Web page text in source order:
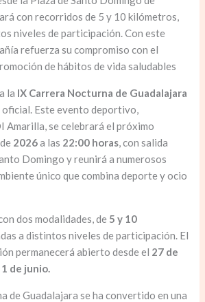
con recorridos de 5 y 10 kilómetros,
niveles de participación. Con este
refuerza su compromiso con el
de hábitos de vida saludables
la IX Carrera Nocturna de Guadalajara
Este evento deportivo,
Amarilla, se celebrará el próximo
de 2026a las 22:00 horas, con salida
Domingo y reunirá a numerosos
único que combina deporte y ocio
dos modalidades, de 5 y 10
a distintos niveles de participación. El
permanecerá abierto desde el 27 de
de junio.
de Guadalajara se ha convertido en una